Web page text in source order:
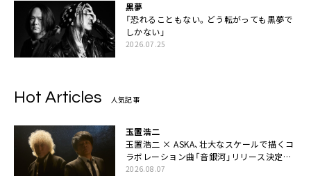
黒夢
「恐れることもない。どう転がっても黒夢で
しかない」
2026.07.25
Hot Articles 人気記事
玉置浩二
玉置浩二 × ASKA、壮大なスケールで描くコ
ラボレーション曲「音銀河」リリース決定。
カップリングには新曲「命の宿り」収録も
2026.08.07